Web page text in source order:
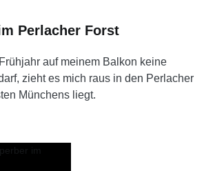
Perlacher Forst
auf meinem Balkon keine
zieht es mich raus in den Perlacher
Münchens liegt.